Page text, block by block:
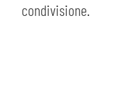
condivisione.